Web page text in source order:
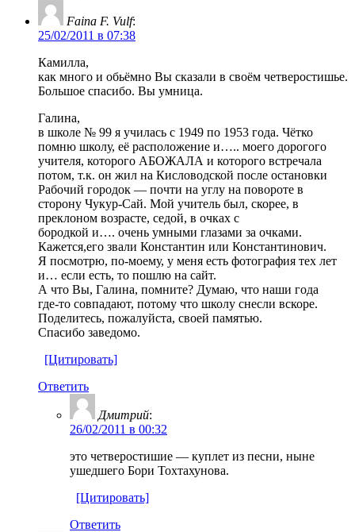
Faina F. Vulf:
25/02/2011 в 07:38
Камилла,
как много и обьёмно Вы сказали в своём четверостишье.
Большое спасибо. Вы умница.
Галина,
в школе № 99 я училась с 1949 по 1953 года. Чётко
помню школу, её расположение и….. моего дорогого
учителя, которого АБОЖАЛА и которого встречала
потом, т.к. он жил на Кисловодской после остановки
Рабочий городок — почти на углу на повороте в
сторону Чукур-Сай. Мой учитель был, скорее, в
преклоном возрасте, седой, в очках с
бородкой и…. очень умными глазами за очками.
Кажется,его звали Константин или Константинович.
Я посмотрю, по-моему, у меня есть фотография тех лет
и… если есть, то пошлю на сайт.
А что Вы, Галина, помните? Думаю, что наши года
где-то совпадают, потому что школу снесли вскоре.
Поделитесь, пожалуйста, своей памятью.
Спасибо заведомо.
[Цитировать]
Ответить
Дмитрий:
26/02/2011 в 00:32
это четверостишие — куплет из песни, ныне
ушедшего Бори Тохтахунова.
[Цитировать]
Ответить